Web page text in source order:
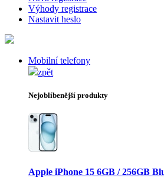
Výhody registrace
Nastavit heslo
Mobilní telefony
zpět
Nejoblíbenější produkty
Apple iPhone 15 6GB / 256GB